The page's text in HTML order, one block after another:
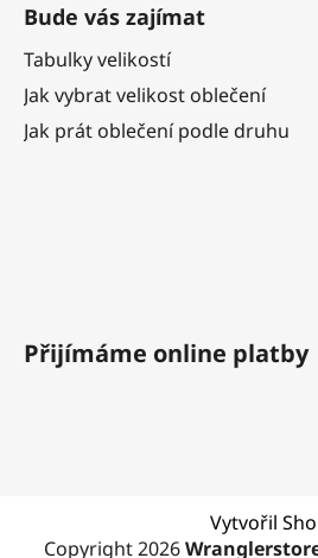
Bude vás zajímat
Tabulky velikostí
Jak vybrat velikost oblečení
Jak prát oblečení podle druhu
Přijímáme online platby
Vytvořil
Copyright 2026